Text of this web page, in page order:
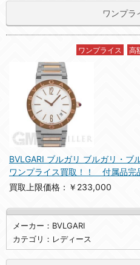
ワンプラ
ワンプライス 高
BVLGARI ブルガリ ブルガリ・
ワンプライス買取！！ 付属品完
買取上限価格：￥233,000
メーカー：BVLGARI
カテゴリ：レディース